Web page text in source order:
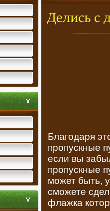
Благодаря
пропускные
если вы
пропускные
может быть,
сможете
флажка